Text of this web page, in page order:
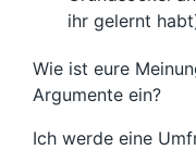
ihr gelernt
Wie ist eure
Argumente ein?
Ich werde eine